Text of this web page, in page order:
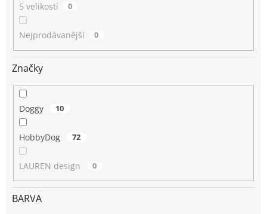
5 velikostí 0
Nejprodávanější 0
Značky
Doggy 10
HobbyDog 72
LAUREN design 0
BARVA